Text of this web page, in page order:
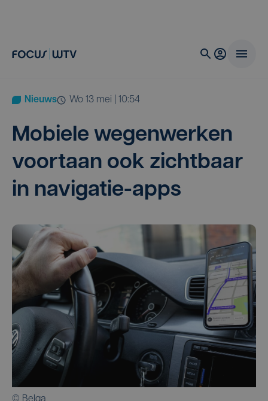
Nieuws wo 13 mei | 10:54
Mobie­le wegen­wer­ken
voort­aan ook zicht­baar
in navigatie-apps